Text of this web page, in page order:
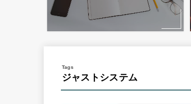
ジャストシステム